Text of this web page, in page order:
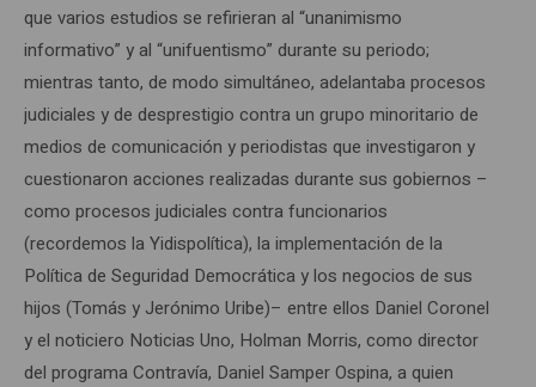
que varios estudios se refirieran al “unanimismo
informativo” y al “unifuentismo” durante su periodo;
mientras tanto, de modo simultáneo, adelantaba procesos
judiciales y de desprestigio contra un grupo minoritario de
medios de comunicación y periodistas que investigaron y
cuestionaron acciones realizadas durante sus gobiernos –
como procesos judiciales contra funcionarios
(recordemos la Yidispolítica), la implementación de la
Política de Seguridad Democrática y los negocios de sus
hijos (Tomás y Jerónimo Uribe)– entre ellos Daniel Coronel
y el noticiero Noticias Uno, Holman Morris, como director
del programa Contravía, Daniel Samper Ospina, a quien